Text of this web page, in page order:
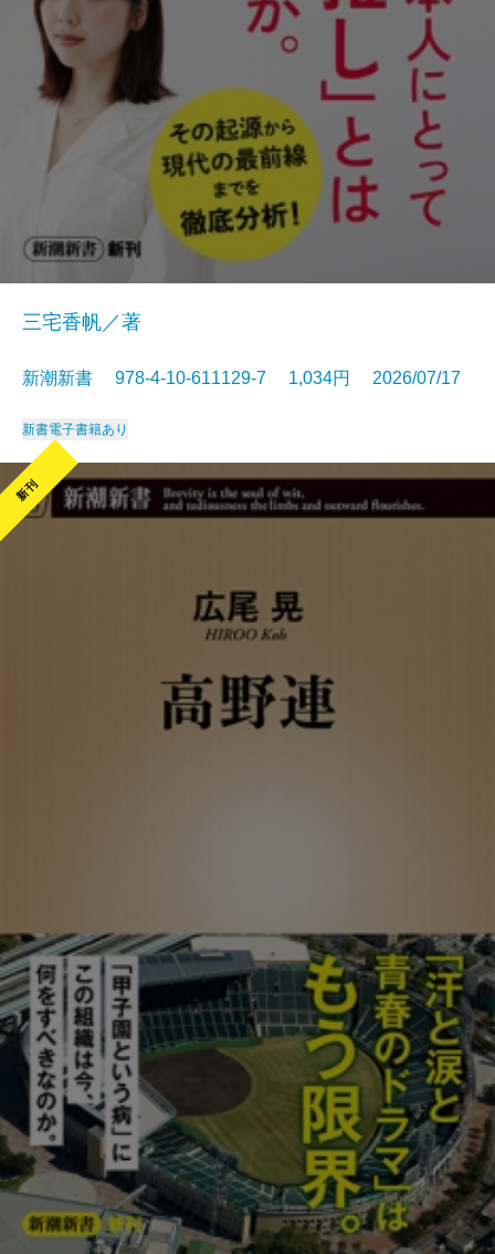
三宅香帆／著
新潮新書 978-4-10-611129-7 1,034円 2026/07/17
新書電子書籍あり
新刊